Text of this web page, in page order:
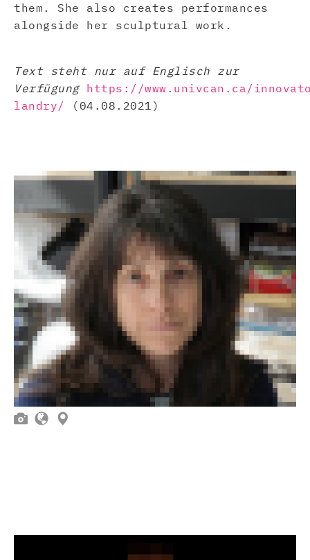
them. She also creates performances
alongside her sculptural work.
Text steht nur auf Englisch zur
Verfügung https://www.univcan.ca/
landry/
(04.08.2021)
  